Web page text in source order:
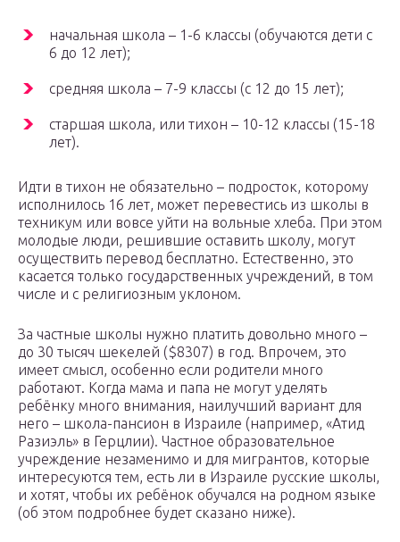
начальная школа – 1-6 классы (обучаются дети с
6 до 12 лет);
средняя школа – 7-9 классы (с 12 до 15 лет);
старшая школа, или тихон – 10-12 классы (15-18
лет).
Идти в тихон не обязательно – подросток, которому
исполнилось 16 лет, может перевестись из школы в
техникум или вовсе уйти на вольные хлеба. При этом
молодые люди, решившие оставить школу, могут
осуществить перевод бесплатно. Естественно, это
касается только государственных учреждений, в том
числе и с религиозным уклоном.
За частные школы нужно платить довольно много –
до 30 тысяч шекелей ($8307) в год. Впрочем, это
имеет смысл, особенно если родители много
работают. Когда мама и папа не могут уделять
ребёнку много внимания, наилучший вариант для
него – школа-пансион в Израиле (например, «Атид
Разиэль» в Герцлии). Частное образовательное
учреждение незаменимо и для мигрантов, которые
интересуются тем, есть ли в Израиле русские школы,
и хотят, чтобы их ребёнок обучался на родном языке
(об этом подробнее будет сказано ниже).